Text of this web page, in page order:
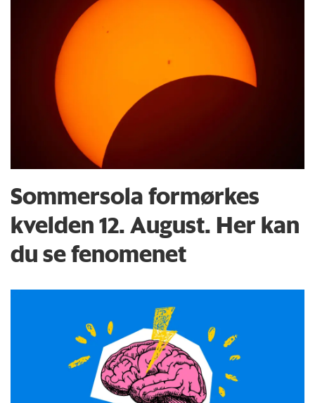
Sommersola formørkes
kvelden 12. August. Her kan
du se fenomenet